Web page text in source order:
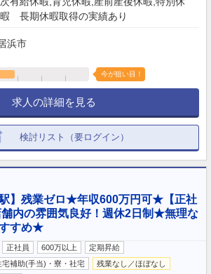
長期休暇取得の実績あり
浜市
今が狙い目！
求人の詳細を見る
検討リスト（要ログイン）
】残業ゼロ★年収600万円可★【正社
舗内の雰囲気良好！週休2日制★無理な
すすめ★
正社員 600万以上
定期昇給
宅補助(手当)・寮・社宅
残業なし／ほぼなし